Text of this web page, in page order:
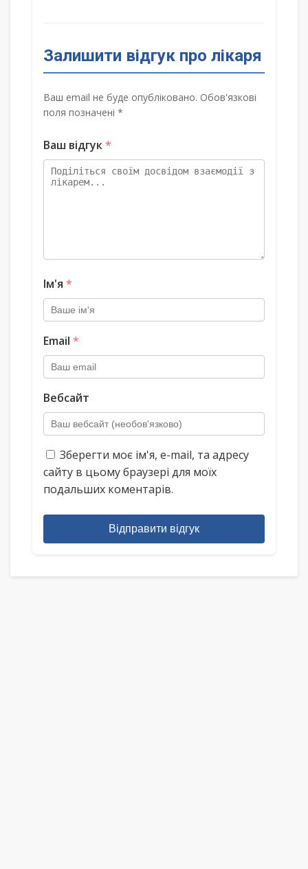
Залишити відгук про лікаря
Ваш email не буде опубліковано. Обов'язкові
поля позначені *
Ваш відгук*
Ім'я *
Email *
Вебсайт
Зберегти моє ім'я, e-mail, та адресу
сайту в цьому браузері для моїх
подальших коментарів.
Відправити відгук